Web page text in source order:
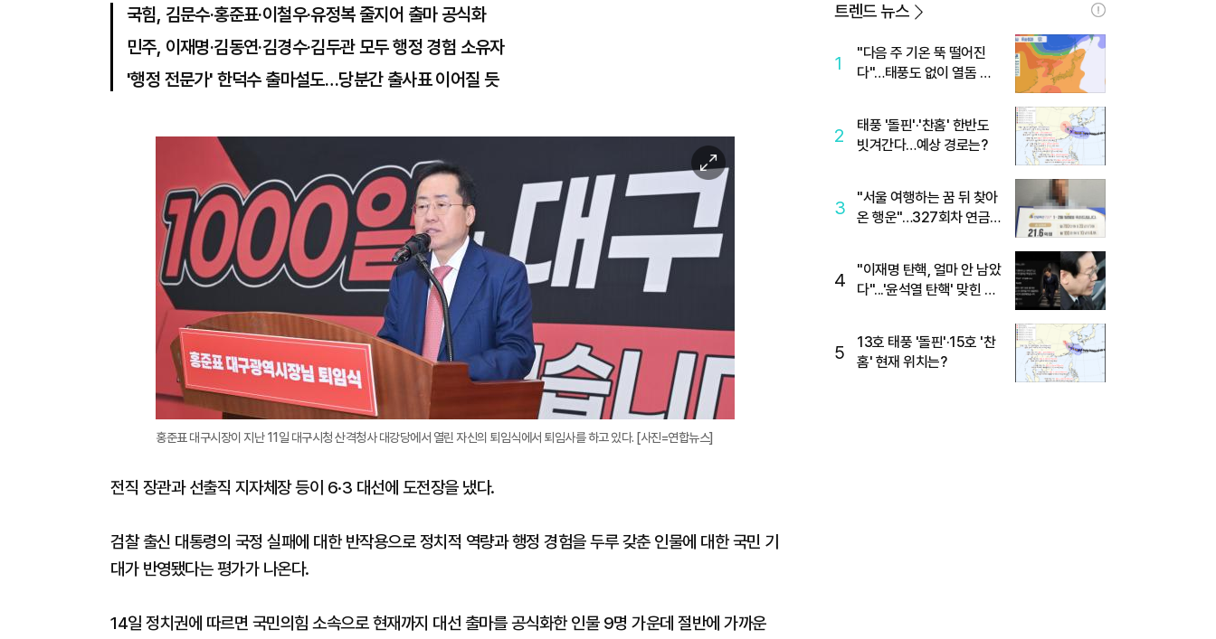
국힘, 김문수·홍준표·이철우·유정복 줄지어 출마 공식화
민주, 이재명·김동연·김경수·김두관 모두 행정 경험 소유자
'행정 전문가' 한덕수 출마설도…당분간 출사표 이어질 듯
이
미
지
확
홍준표 대구시장이 지난 11일 대구시청 산격청사 대강당에서 열린 자신의 퇴임식에서 퇴임사를 하고 있다. [사진=연합뉴스]
전직 장관과 선출직 지자체장 등이 6·3 대선에 도전장을 냈다.
검찰 출신 대통령의 국정 실패에 대한 반작용으로 정치적 역량과 행정 경험을 두루 갖춘 인물에 대한 국민 기
대가 반영됐다는 평가가 나온다.
14일 정치권에 따르면 국민의힘 소속으로 현재까지 대선 출마를 공식화한 인물 9명 가운데 절반에 가까운
트렌드 뉴스
1
"다음 주 기온 뚝 떨어진
다"…태풍도 없이 열돔 박
2
태풍 '돌핀'·'찬홈' 한반도
빗겨간다…예상 경로는?
3
"서울 여행하는 꿈 뒤 찾아
온 행운"…327회차 연금
4
"이재명 탄핵, 얼마 안 남았
다"...'윤석열 탄핵' 맞힌 무
5
13호 태풍 '돌핀'·15호 '찬
홈' 현재 위치는?